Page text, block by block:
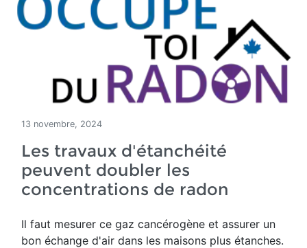
13 novembre, 2024
Les travaux d'étanchéité
peuvent doubler les
concentrations de radon
Il faut mesurer ce gaz cancérogène et assurer un
bon échange d'air dans les maisons plus étanches.